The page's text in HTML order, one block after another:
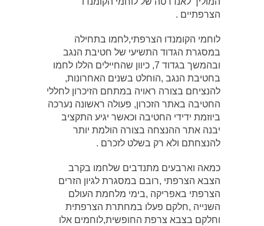
הצרפתיים .
לוחמי הקומנדו הצרפתי,לחמו בתחילה
במסגרת הגדוד התשיעי של חטיבת הנגב
ובהמשך בגדוד 7, כיוון שהחיילים הללו לחמו
בחטיבת הנגב ,הוחלט בשנים האחרונות,
להנציחם בצורה ראויה במתחם הזיכרון לחללי
החטיבה באתר הזכרון, פעולה ראשונה נערכה
ביוזמת ידידי החטיבה וכאשר יגיע התקציב
יבנה אתר ההנצחה בצורה הולמת יותר
להנצחתם ולא רק בשלט לזכרם .
כמאה וארבעים מתנדבים שלחמו בקרב
הצבא הצרפתי ,רובם במסגרת לגיון הזרים
הצרפתי באפריקה ,בימי מלחמת העולם
השנייה ,חלקם פעלו במחתרת הצרפתית
וחלקם בצבא צרפת החופשית,לוחמים אלו